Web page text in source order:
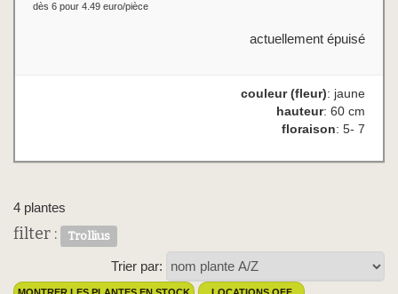
dès 6 pour 4.49 euro/pièce
actuellement épuisé
couleur (fleur): jaune
hauteur: 60 cm
floraison: 5- 7
4 plantes
filter : Trollius
Trier par: